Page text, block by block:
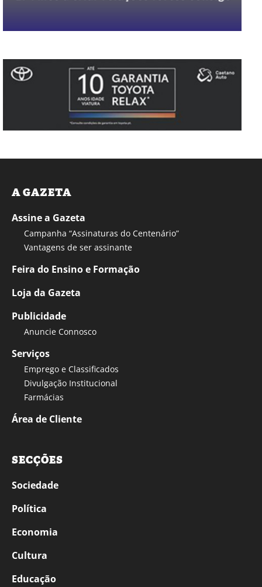
A GAZETA
Assine a Gazeta
Campanha “Assinaturas do Centenário”
Vantagens de ser assinante
Feira do Ensino e Formação
Loja da Gazeta
Publicidade
Anuncie Connosco
Serviços
Emprego e Classificados
Divulgação Institucional
Farmácias
Área de Cliente
SECÇÕES
Sociedade
Política
Economia
Cultura
Educação